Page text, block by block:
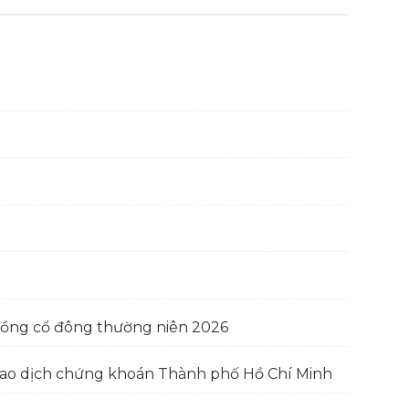
cổ đông thường niên 2026
dịch chứng khoán Thành phố Hồ Chí Minh